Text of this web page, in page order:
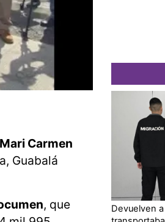
Mari Carmen
Guabalá
, que
Devuelven